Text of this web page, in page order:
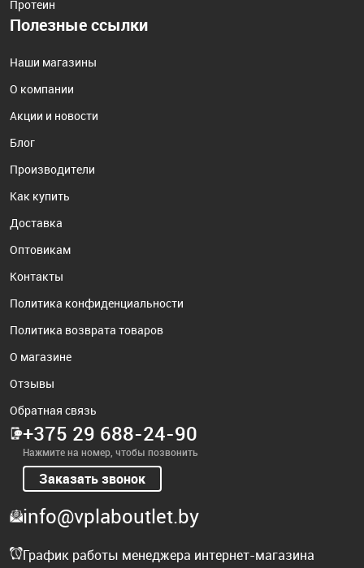
Протеин
Полезные ссылки
Наши магазины
О компании
Акции и новости
Блог
Производители
Как купить
Доставка
Оптовикам
Контакты
Политика конфиденциальности
Политика возврата товаров
О магазине
Отзывы
Обратная связь
+375 29 688-24-90
Нажмите на номер, чтобы позвонить
Заказать звонок
info@vplaboutlet.by
График работы менеджера интернет-магазина